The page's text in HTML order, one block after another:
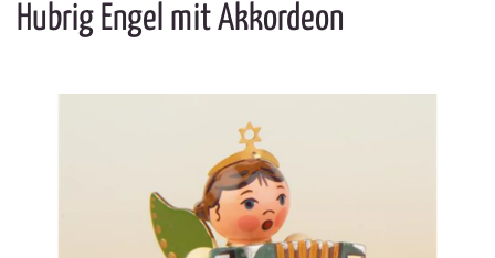
Hubrig Engel mit Akkordeon